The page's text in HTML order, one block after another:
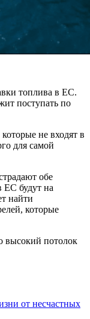
топлива в ЕС.
поступать по
не входят в
для самой
обе
ЕС будут на
найти
которые
высокий потолок
от несчастных